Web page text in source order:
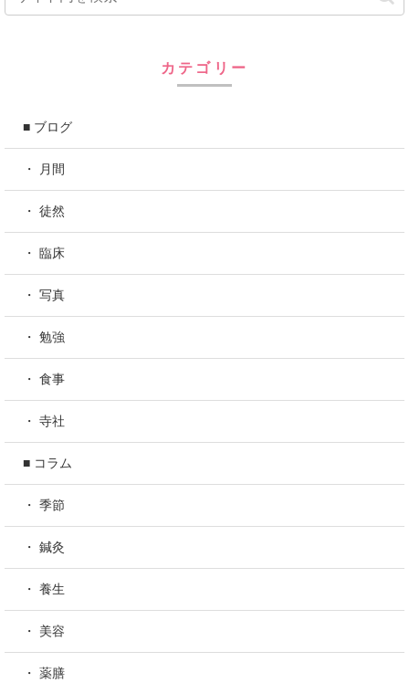
カテゴリー
■ ブログ
・ 月間
・ 徒然
・ 臨床
・ 写真
・ 勉強
・ 食事
・ 寺社
■ コラム
・ 季節
・ 鍼灸
・ 養生
・ 美容
・ 薬膳